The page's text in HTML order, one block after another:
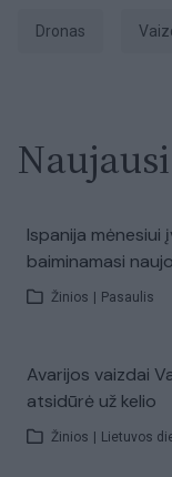
dronas
Ispanija mėnesiui
baiminamasi
Žinios Pasaulis
Avarijos vaizdai
atsidūrė už kelio
Žinios Lietuvos